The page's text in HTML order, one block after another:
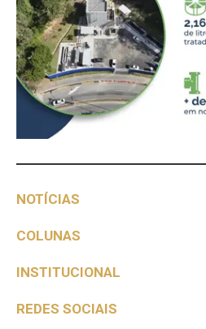
NOTÍCIAS
COLUNAS
INSTITUCIONAL
REDES SOCIAIS